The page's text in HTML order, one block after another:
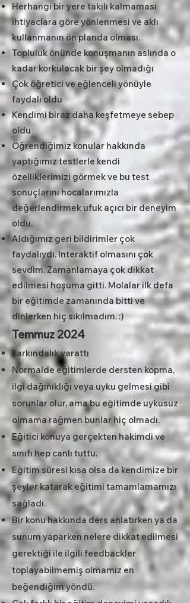
Herhangi bir yere takılı kalmaması
ihtiyaclara göre yönlenmesi ve aklı
kullanmanın ön planda olması.
Topluluk önünde konuşmanın aslında o
kadar korkulacak bir şey olmadığı
Çok öğretici ve eğlenceli yönüyle
faydalı oldu
Kendimi biraz daha keşfetmeye sebep
oldu
Öğrendiğimiz konular hakkında
yaptığımız testlerle kendi
özelliklerimizi görmek ve bu test
sonuçlarını hocalarımızla
değerlendirmek ufuk açıcı bir deneyim
oldu.
Aldığımız geri bildirimler çok
faydalıydı. Interaktif olmasını çok
sevdim. Zamanlamaya çok dikkat
edilmesi hoşuma gitti. Molalar ilk defa
bir eğitimde zamanında bitti ve
dinlerken hiç sıkılmadım. :)
Temmuz 2024
Farkındalık yarattı
Normalde eğitimlerde dersten kopma,
ilgi dağınıklığı veya uyku gelmesi gibi
sorunlar olur, ama bu eğitimde uykusuz
olmama rağmen bunlar hiç olmadı.
Eğitici konuya gerçekten hakimdi ve
sınıfı hep canlı tuttu.
Eğitim süresi kısa olsa da kendimize bir
şeyler katarak eğitimi tamamlamamızı
sağladı.
Bir konu hakkında ders anlatırken ya da
sunum yaparken nelere dikkat edilmesi
gerektiği ile ilgili feedbackler
toplayabilmemiş olmamız en
beğendiğim yöndü.